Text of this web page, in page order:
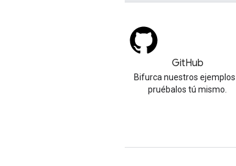
GitHub
Bifurca nuestros
pruébalos tú mismo.